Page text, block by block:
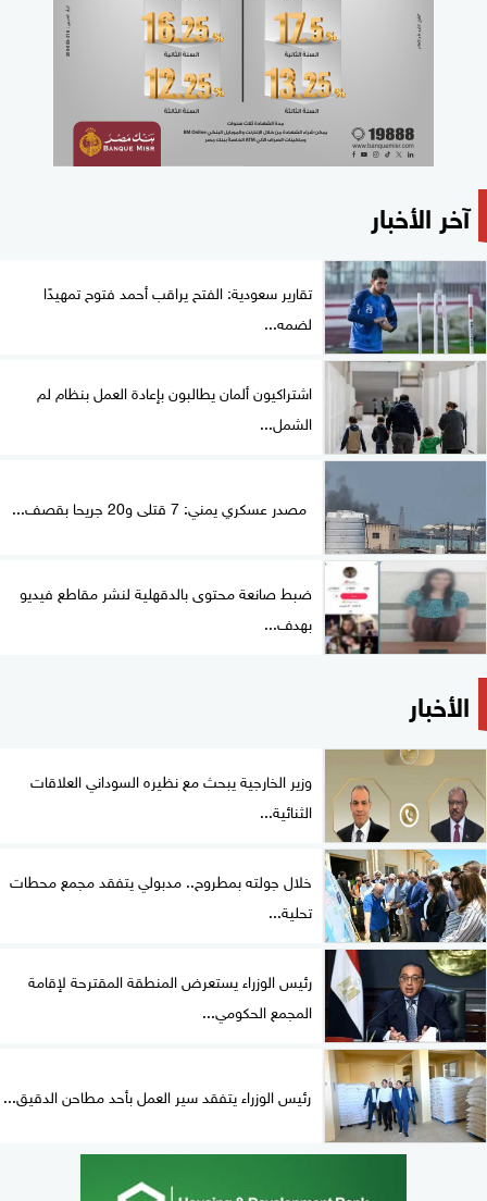
آخر الأخبار
تقارير سعودية: الفتح يراقب أحمد فتوح تمهيدًا
لضمه...
اشتراكيون ألمان يطالبون بإعادة العمل بنظام لم
الشمل...
مصدر عسكري يمني: 7 قتلى و20 جريحا بقصف...
ضبط صانعة محتوى بالدقهلية لنشر مقاطع فيديو
بهدف...
الأخبار
وزير الخارجية يبحث مع نظيره السوداني العلاقات
الثنائية...
خلال جولته بمطروح.. مدبولي يتفقد مجمع محطات
تحلية...
رئيس الوزراء يستعرض المنطقة المقترحة لإقامة
المجمع الحكومي...
رئيس الوزراء يتفقد سير العمل بأحد مطاحن الدقيق...